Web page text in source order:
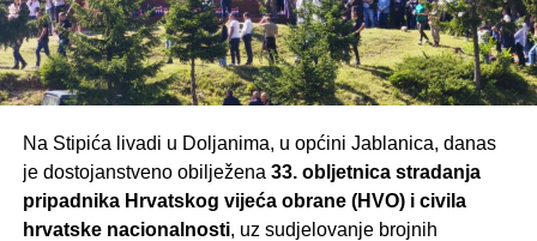
posjetiteljima koji već treću godinu zaredom podupiru ovu
humanitarnu priču.
Vidimo se u nedjelju, 9. kolovoza, na školskom
Na Stipića livadi u Doljanima, u općini Jablanica, danas
je dostojanstveno obilježena 33. obljetnica stradanja
pripadnika Hrvatskog vijeća obrane (HVO) i civila
hrvatske nacionalnosti, uz sudjelovanje brojnih